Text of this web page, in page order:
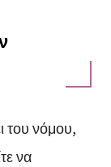
του νόμου,
να